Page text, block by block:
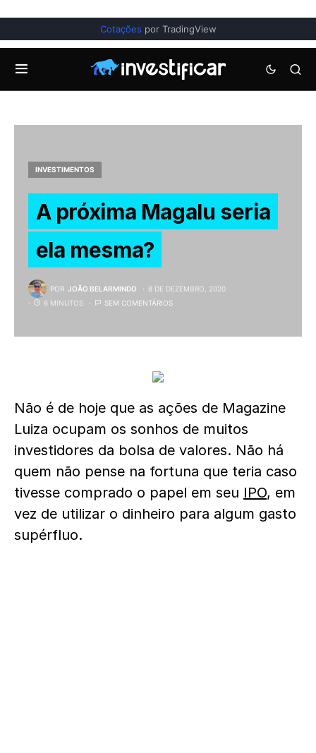
Cotações por TradingView
INVESTIMENTOS
A próxima Magalu seria
ela mesma?
POR JOÃO BELARMINDO
8 DE DEZEMBRO, 2020
6 MINUTOS
SEM COMENTÁRIOS
Não é de hoje que as ações de Magazine
Luiza ocupam os sonhos de muitos
investidores da bolsa de valores. Não há
quem não pense na fortuna que teria caso
tivesse comprado o papel em seu IPO, em
vez de utilizar o dinheiro para algum gasto
supérfluo.